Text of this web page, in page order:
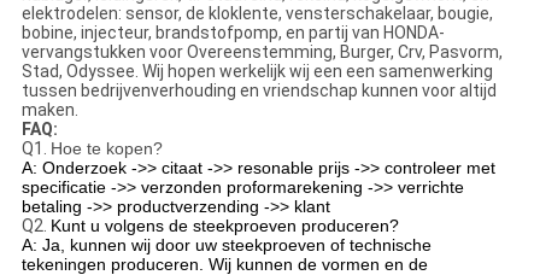
elektrodelen: sensor, de kloklente, vensterschakelaar, bougie,
bobine, injecteur, brandstofpomp, en partij van HONDA-
vervangstukken voor Overeenstemming, Burger, Crv, Pasvorm,
Stad, Odyssee. Wij hopen werkelijk wij een een samenwerking
tussen bedrijvenverhouding en vriendschap kunnen voor altijd
maken.
FAQ:
Q1. Hoe te kopen?
A: Onderzoek ->> citaat ->> resonable prijs ->> controleer met
specificatie ->> verzonden proformarekening ->> verrichte
betaling ->> productverzending ->> klant
Q2. Kunt u volgens de steekproeven produceren?
A: Ja, kunnen wij door uw steekproeven of technische
tekeningen produceren. Wij kunnen de vormen en de